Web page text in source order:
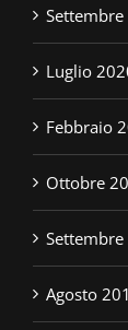
Luglio
Febbraio
Ottobre
Agosto